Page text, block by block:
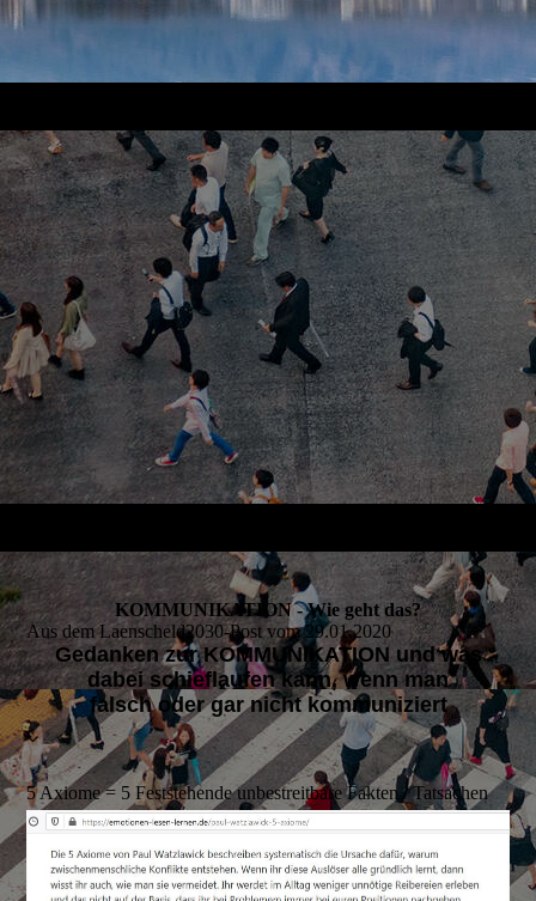
KOMMUNIKATION - Wie geht das?
Aus dem Laenscheld2030-Post vom 29.01.2020
Gedanken zur KOMMUNIKATION und was
dabei schieflaufen kann, wenn man
falsch oder gar nicht kommuniziert
5 Axiome = 5 Feststehende unbestreitbare Fakten / Tatsachen